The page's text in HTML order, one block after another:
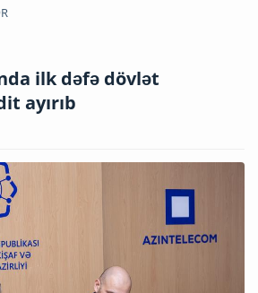
ilk dəfə dövlət
ayırıb